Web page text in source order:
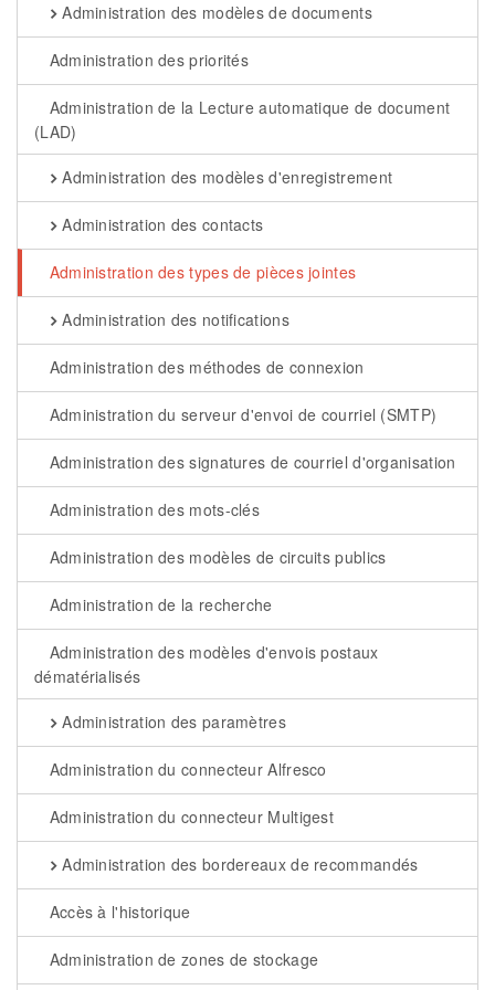
Administration des modèles de documents
Administration des priorités
Administration de la Lecture automatique de document
(LAD)
Administration des modèles d'enregistrement
Administration des contacts
Administration des types de pièces jointes
Administration des notifications
Administration des méthodes de connexion
Administration du serveur d'envoi de courriel (SMTP)
Administration des signatures de courriel d'organisation
Administration des mots-clés
Administration des modèles de circuits publics
Administration de la recherche
Administration des modèles d'envois postaux
dématérialisés
Administration des paramètres
Administration du connecteur Alfresco
Administration du connecteur Multigest
Administration des bordereaux de recommandés
Accès à l'historique
Administration de zones de stockage